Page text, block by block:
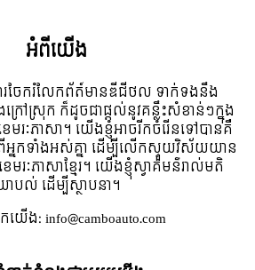
អំពី​យើង
រចែករំលែកព័ត៍មានឌីជីថល ទាក់ទងនឹង
ៅស្រុក ក៏ដូចជាផ្តល់នូវគន្លឹះសំខាន់ៗក្នុង
មរៈភាសា។ យើងខ្ញុំអាចរីកចំរើនទៅបានគឺ
នកទាំងអស់គ្នា ដើម្បីលើកស្ទួយវិស័យយាន
មរៈភាសាខ្មែរ។ យើងខ្ញុំស្វាគមន៌រាល់មតិ
បល់ ដើម្បីស្ថាបនា។
យើង:info@camboauto.com